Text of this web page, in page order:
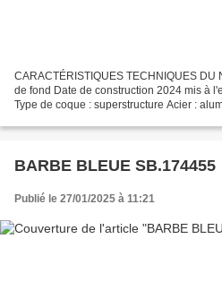
CARACTÉRISTIQUES TECHNIQUES DU
de fond Date de construction 2024 mis à
Type de coque : superstructure Acier :
BARBE BLEUE SB.174455
Publié le 27/01/2025 à 11:21